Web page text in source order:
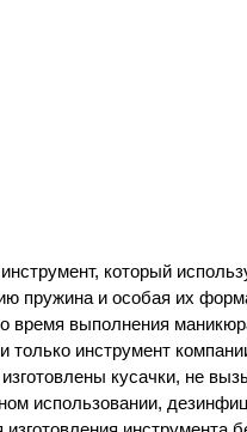
который
пружина и особая их
время выполнения
только инструмент
кусачки, не
использовании,